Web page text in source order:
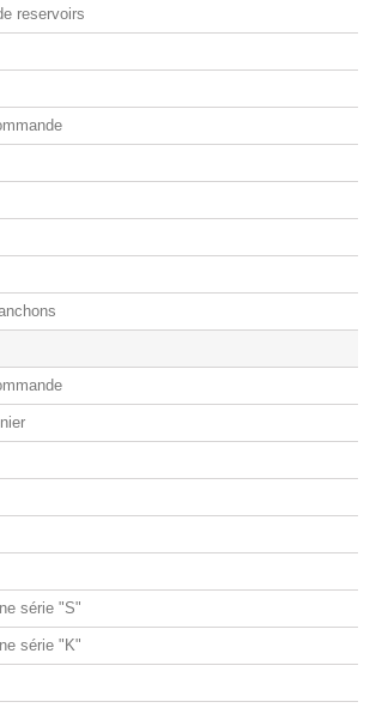
reservoirs
série "S"
série "K"